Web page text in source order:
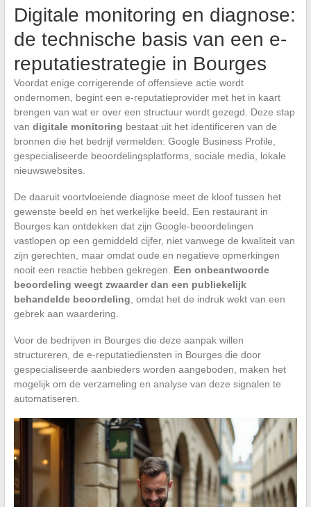
Digitale monitoring en diagnose:
de technische basis van een e-
reputatiestrategie in Bourges
Voordat enige corrigerende of offensieve actie wordt
ondernomen, begint een e-reputatieprovider met het in kaart
brengen van wat er over een structuur wordt gezegd. Deze stap
van digitale monitoring bestaat uit het identificeren van de
bronnen die het bedrijf vermelden: Google Business Profile,
gespecialiseerde beoordelingsplatforms, sociale media, lokale
nieuwswebsites.
De daaruit voortvloeiende diagnose meet de kloof tussen het
gewenste beeld en het werkelijke beeld. Een restaurant in
Bourges kan ontdekken dat zijn Google-beoordelingen
vastlopen op een gemiddeld cijfer, niet vanwege de kwaliteit van
zijn gerechten, maar omdat oude en negatieve opmerkingen
nooit een reactie hebben gekregen. Een onbeantwoorde
beoordeling weegt zwaarder dan een publiekelijk
behandelde beoordeling , omdat het de indruk wekt van een
gebrek aan waardering.
Voor de bedrijven in Bourges die deze aanpak willen
structureren, de e-reputatiediensten in Bourges die door
gespecialiseerde aanbieders worden aangeboden, maken het
mogelijk om de verzameling en analyse van deze signalen te
automatiseren.